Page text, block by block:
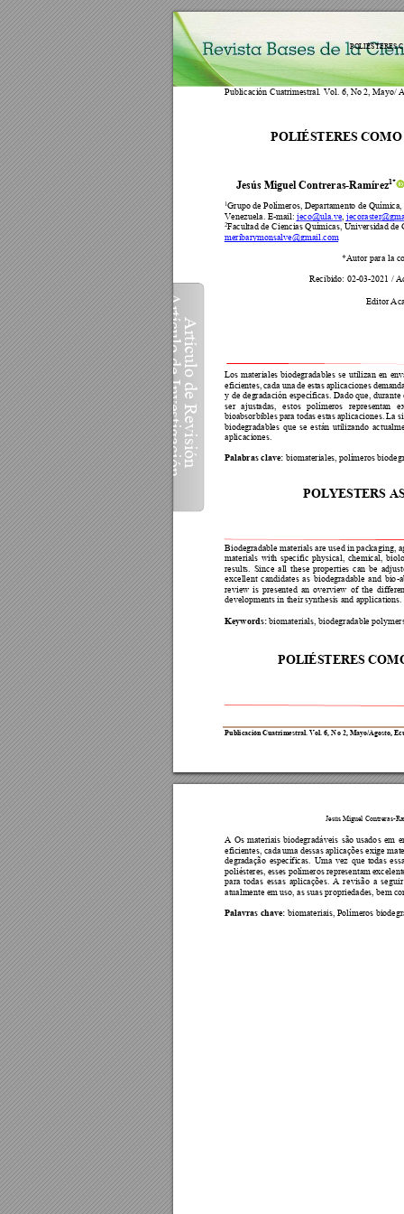
POLIÉSTERES
Publicación Cuatrimestral. Vol. 6, No 2, Mayo/Agosto,
Publicación Cuatrimestral. Vol. 6, No 2, Mayo/
POLIÉSTERES
Jesús Miguel Contreras-Ramírez1*
1Grupo de Polímeros, Departamento de Química,
Venezuela. E-mail: jeco@ula.ve, jecoras
2Facultad de Ciencias Químicas, Universidad de
meribarymonsalve@gmail.com
*Autor para la
Recibido: 02-03-2021 /
Editor
Los materiales biodegradables se utilizan en
eficientes, cada unadeestas aplicaciones de
y de degradación específicas. Dado que,
ser ajustadas, estos polímeros representan
bioabsorbibles para todasestasaplicaciones. La
biodegradables que se están utilizando
aplicaciones.
Palabras clave: biomateriales, polímeros
POLYESTERS
Biodegradable materials are used in packaging,
materials with specific physical, chemical,
results. Since all these properties can be
excellent candidates as biodegradable and bio-
review is presented an overview of the
developments in their synthesis and applications.
Keywords: biomaterials, biodegradable
POLIÉSTERES
Artículo de Inve
stigación
Artículo de
Revisión
Jesús Miguel Contreras-
A Os materiais biodegradáveis são usados em e
eficientes, cada uma dessas aplicações exige
degradação específicas. Uma vez que todas e
poliésteres, esses polímeros representam e
para todas essas aplicações. A revisão a
atualmente em uso, as suas propriedades, bem
Palavras chave: biomateriais, Polímeros